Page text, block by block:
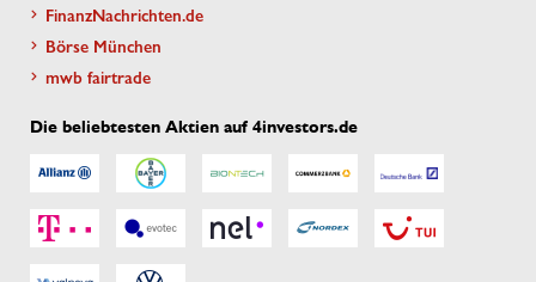
FinanzNachrichten.de
Börse München
mwb fairtrade
Die beliebtesten Aktien auf 4investors.de